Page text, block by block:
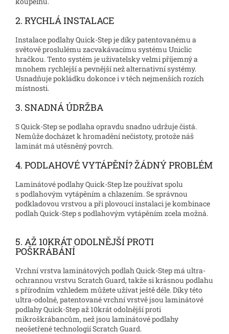
2. RYCHLÁ INSTALACE
Instalace podlahy Quick-Step je díky patentovanému a
světově proslulému zacvakávacímu systému Uniclic
hračkou. Tento systém je uživatelsky velmi příjemný a
mnohem rychlejší a pevnější než alternativní systémy.
Usnadňuje pokládku dokonce i v těch nejmenších rozích
místnosti.
3. SNADNÁ ÚDRŽBA
S Quick-Step se podlaha opravdu snadno udržuje čistá.
Nemůže docházet k hromadění nečistoty, protože náš
laminát má utěsněný povrch.
4. PODLAHOVÉ VYTÁPĚNÍ? ŽÁDNÝ PROBLÉM
Laminátové podlahy Quick-Step lze používat spolu
s podlahovým vytápěním a chlazením. Se správnou
podkladovou vrstvou a při plovoucí instalaci je kombinace
podlah Quick-Step s podlahovým vytápěním zcela možná.
5. AŽ 10KRÁT ODOLNĚJŠÍ PROTI
POŠKRÁBÁNÍ
Vrchní vrstva laminátových podlah Quick-Step má ultra-
ochrannou vrstvu Scratch Guard, takže si krásnou podlahu
s přírodním vzhledem můžete užívat ještě déle. Díky této
ultra-odolné, patentované vrchní vrstvě jsou laminátové
podlahy Quick-Step až 10krát odolnější proti
mikroškrábancům, než jsou laminátové podlahy
neošetřené technologií Scratch Guard.